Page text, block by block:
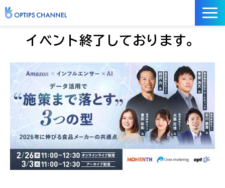
記事
イベント
サービス／ツール
イベント終了しております。